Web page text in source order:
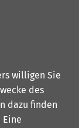
willigen Sie
des
dazu finden
Eine